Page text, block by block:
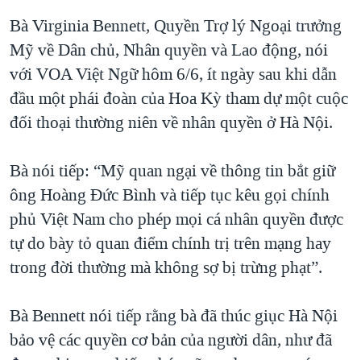
Bà Virginia Bennett, Quyền Trợ lý Ngoại trưởng
Mỹ về Dân chủ, Nhân quyền và Lao động, nói
với VOA Việt Ngữ hôm 6/6, ít ngày sau khi dẫn
đầu một phái đoàn của Hoa Kỳ tham dự một cuộc
đối thoại thường niên về nhân quyền ở Hà Nội.
Bà nói tiếp: “Mỹ quan ngại về thông tin bắt giữ
ông Hoàng Đức Bình và tiếp tục kêu gọi chính
phủ Việt Nam cho phép mọi cá nhân quyền được
tự do bày tỏ quan điểm chính trị trên mạng hay
trong đời thường mà không sợ bị trừng phạt”.
Bà Bennett nói tiếp rằng bà đã thúc giục Hà Nội
bảo vệ các quyền cơ bản của người dân, như đã